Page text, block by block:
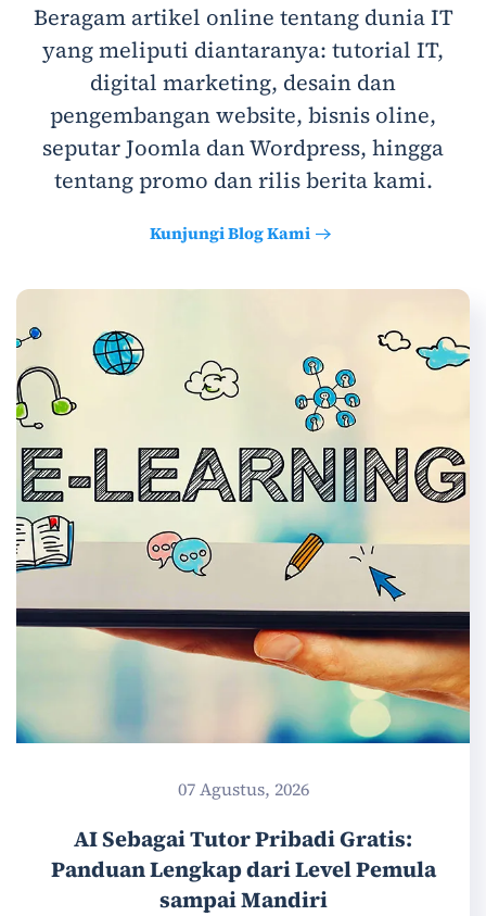
Beragam artikel online tentang dunia IT
yang meliputi diantaranya: tutorial IT,
digital marketing, desain dan
pengembangan website, bisnis oline,
seputar Joomla dan Wordpress, hingga
tentang promo dan rilis berita kami.
Kunjungi Blog Kami
07 Agustus, 2026
AI Sebagai Tutor Pribadi Gratis:
Panduan Lengkap dari Level Pemula
sampai Mandiri